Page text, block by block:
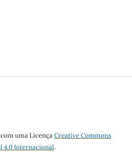
uma LicençaCreative Commons
4.0 Internacional.